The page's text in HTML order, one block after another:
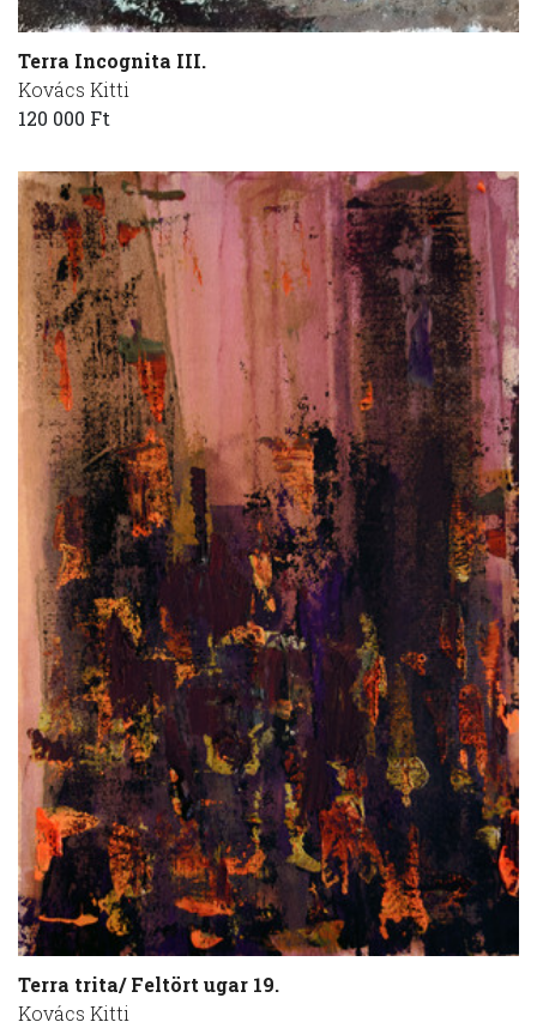
Terra Incognita III.
Kovács Kitti
120 000 Ft
Terra trita/ Feltört ugar 19.
Kovács Kitti